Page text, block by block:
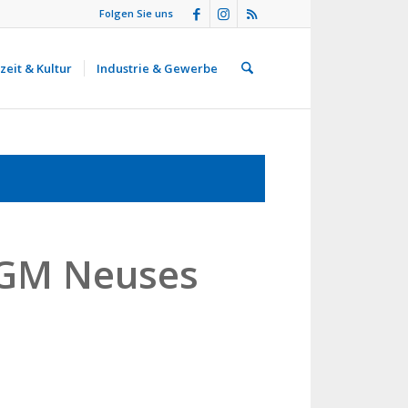
Folgen Sie uns
& Kultur Industrie & Gewerbe
Neuses